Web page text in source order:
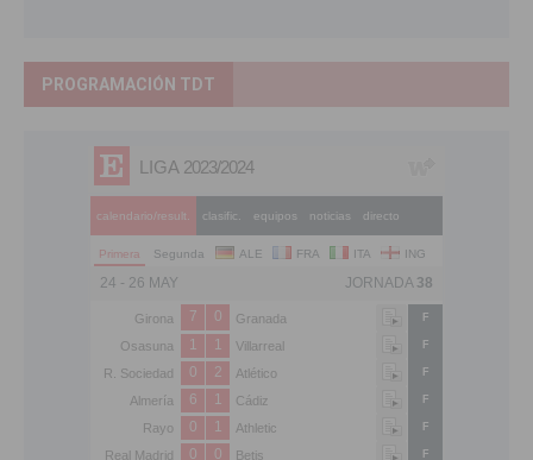
PROGRAMACIÓN TDT